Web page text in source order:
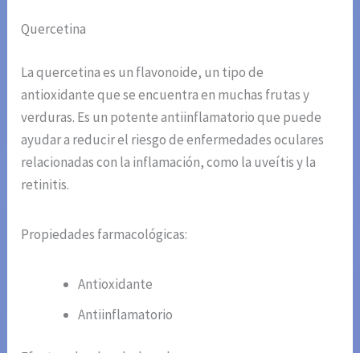
Quercetina
La quercetina es un flavonoide, un tipo de
antioxidante que se encuentra en muchas frutas y
verduras. Es un potente antiinflamatorio que puede
ayudar a reducir el riesgo de enfermedades oculares
relacionadas con la inflamación, como la uveítis y la
retinitis.
Propiedades farmacológicas:
Antioxidante
Antiinflamatorio